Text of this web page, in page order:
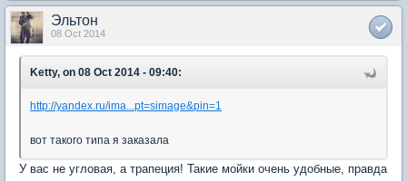
Эльтон
08 Oct 2014
Ketty, on 08 Oct 2014 - 09:40:
http://yandex.ru/ima...pt=simage&pin=1
вот такого типа я заказала
У вас не угловая, а трапеция! Такие мойки очень удобные, правда